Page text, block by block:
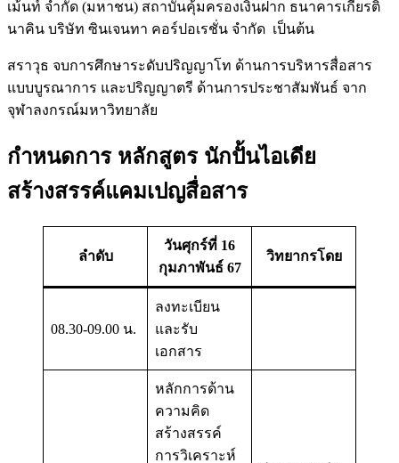
เม้นท์ จำกัด (มหาชน) สถาบันคุ้มครองเงินฝาก ธนาคารเกียรติ
นาคิน บริษัท ซินเจนทา คอร์ปอเรชั่น จำกัด เป็นต้น
สราวุธ จบการศึกษาระดับปริญญาโท ด้านการบริหารสื่อสาร
แบบบูรณาการ และปริญญาตรี ด้านการประชาสัมพันธ์ จาก
จุฬาลงกรณ์มหาวิทยาลัย
กำหนดการ หลักสูตร นักปั้นไอเดีย
สร้างสรรค์แคมเปญสื่อสาร
ลำดับ
วันศุกร์ที่ 16
กุมภาพันธ์ 67
วิทยากรโดย
08.30-09.00 น.
ลงทะเบียน
และรับ
เอกสาร
หลักการด้าน
ความคิด
สร้างสรรค์
การวิเคราะห์